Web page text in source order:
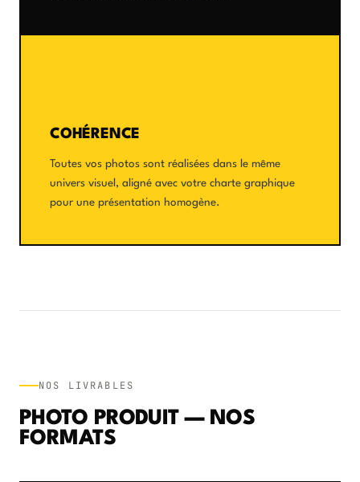
COHÉRENCE
Toutes vos photos sont réalisées dans le même
univers visuel, aligné avec votre charte graphique
pour une présentation homogène.
NOS LIVRABLES
PHOTO PRODUIT — NOS
FORMATS